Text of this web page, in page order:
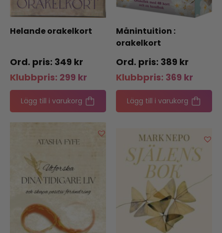
Helande orakelkort
349 kr
Klubbpris: 299 kr
Lägg till i varukorg
Månintuition :
orakelkort
389 kr
Klubbpris: 369 kr
Lägg till i varukorg